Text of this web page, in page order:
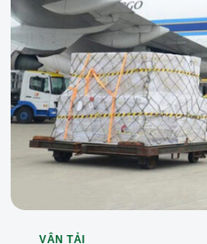
VẬN TẢI